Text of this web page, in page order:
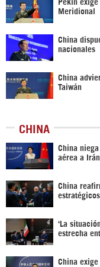
Meridional
China
nacionales
China
Taiwán
CHINA
China
aérea a Irán
China
‘La
estrecha
China exige